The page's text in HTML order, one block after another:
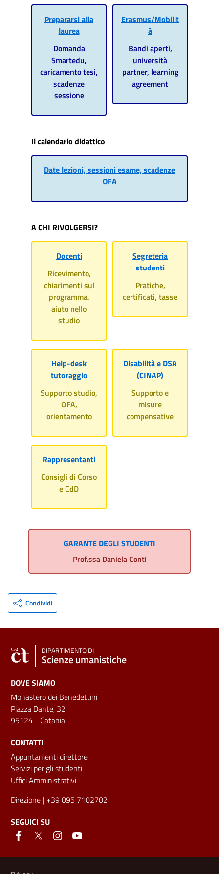
Prepararsi alla
laurea
Domanda
Smartedu,
caricamento tesi,
scadenze
sessione
Erasmus/Mobilit
à
Bandi aperti,
università
partner, learning
agreement
Il calendario didattico
Date lezioni, sessioni esame, scadenze
OFA
A CHI RIVOLGERSI?
Docenti
Ricevimento,
chiarimenti sul
programma,
aiuto nello
studio
Segreteria
studenti
Pratiche,
certificati, tasse
Help-desk
tutoraggio
Supporto studio,
OFA,
orientamento
Disabilità e DSA
(CINAP)
Supporto e
misure
compensative
Rappresentanti
Consigli di Corso
e CdD
GARANTE DEGLI STUDENTI
Prof.ssa Daniela Conti
Condividi
DIPARTIMENTO DI
Scienze umanistiche
DOVE SIAMO
Monastero dei Benedettini
Piazza Dante, 32
95124 - Catania
CONTATTI
Appuntamenti direttore
Servizi per gli studenti
Uffici Amministrativi
Direzione | +39 095 7102702
SEGUICI SU
Link e informazioni utili